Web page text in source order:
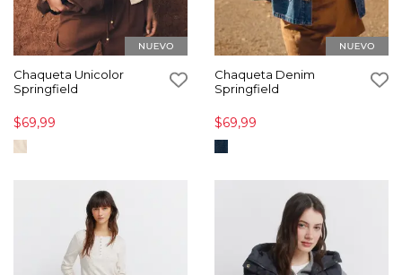
Chaqueta Unicolor
Springfield
$69,99
Chaqueta Denim
Springfield
$69,99